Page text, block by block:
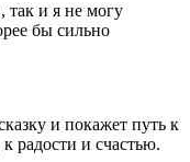
так и я не могу
бы сильно
и покажет путь к
радости и счастью.